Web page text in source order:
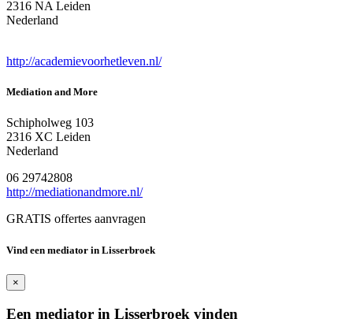
2316 NA Leiden
Nederland
http://academievoorhetleven.nl/
Mediation and More
Schipholweg 103
2316 XC Leiden
Nederland
06 29742808
http://mediationandmore.nl/
GRATIS offertes aanvragen
Vind een mediator in Lisserbroek
×
Een mediator in Lisserbroek vinden